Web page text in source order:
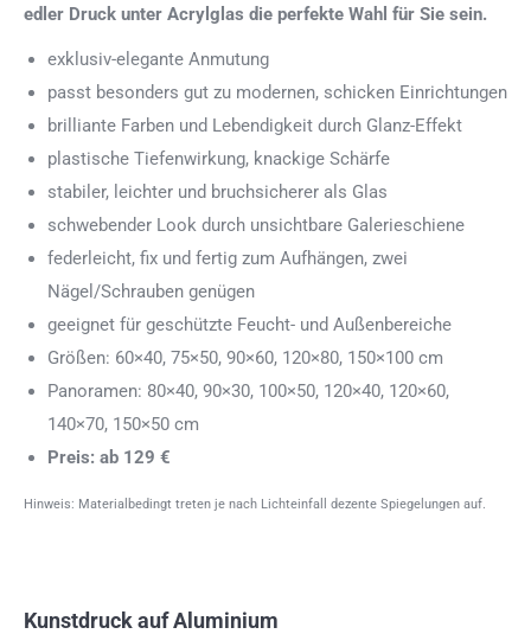
edler Druck unter Acrylglas die perfekte Wahl für Sie sein.
exklusiv-elegante Anmutung
passt besonders gut zu modernen, schicken Einrichtungen
brilliante Farben und Lebendigkeit durch Glanz-Effekt
plastische Tiefenwirkung, knackige Schärfe
stabiler, leichter und bruchsicherer als Glas
schwebender Look durch unsichtbare Galerieschiene
federleicht, fix und fertig zum Aufhängen, zwei
Nägel/Schrauben genügen
geeignet für geschützte Feucht- und Außenbereiche
Größen: 60×40, 75×50, 90×60, 120×80, 150×100 cm
Panoramen: 80×40, 90×30, 100×50, 120×40, 120×60,
140×70, 150×50 cm
Preis: ab 129 €
Hinweis: Materialbedingt treten je nach Lichteinfall dezente Spiegelungen auf.
Kunstdruck auf Aluminium